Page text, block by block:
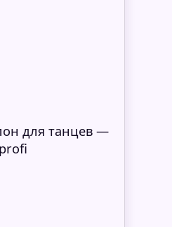
для танцев —